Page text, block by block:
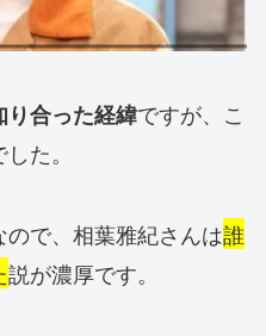
り合った経緯ですが、こ
た。
ので、相葉雅紀さんは誰
説が濃厚です。